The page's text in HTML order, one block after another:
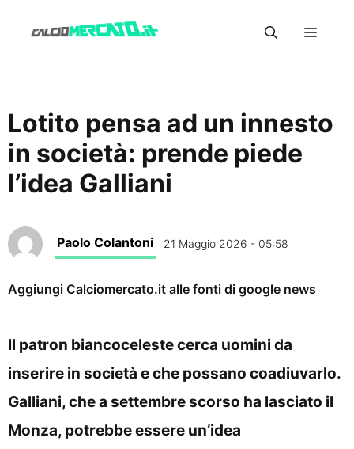
Menu
Lotito pensa ad un innesto
in società: prende piede
l’idea Galliani
Paolo Colantoni 21 Maggio 2026 - 05:58
Aggiungi Calciomercato.it alle fonti di google news
Il patron biancoceleste cerca uomini da
inserire in società e che possano coadiuvarlo.
Galliani, che a settembre scorso ha lasciato il
Monza, potrebbe essere un’idea